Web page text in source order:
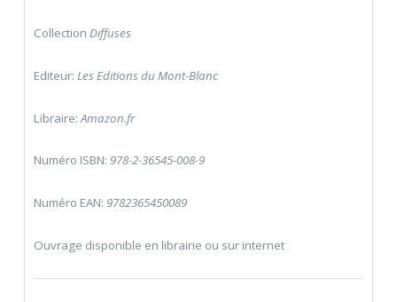
Collection Diffuses
Editeur: Les Editions du Mont-Blanc
Libraire: Amazon.fr
Numéro ISBN: 978-2-36545-008-9
Numéro EAN: 9782365450089
Ouvrage disponible en librairie ou sur internet